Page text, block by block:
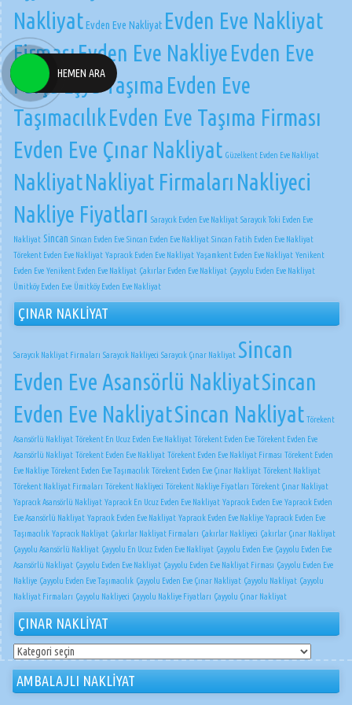
NakliyatEvden Eve Nakliyat Evden Eve Nakliyat
FirmasıEvden Eve NakliyeEvden Eve
Parça Eşya Taşıma Evden Eve
TaşımacılıkEvden Eve Taşıma Firması
Evden Eve Çınar Nakliyat Güzelkent Evden Eve Nakliyat
NakliyatNakliyat Firmaları Nakliyeci
Nakliye Fiyatları Saraycık Evden Eve Nakliyat Saraycık Toki Evden Eve
Nakliyat Sincan Sincan Evden Eve Sincan Evden Eve Nakliyat Sincan Fatih Evden Eve Nakliyat
Törekent Evden Eve Nakliyat Yapracık Evden Eve Nakliyat Yaşamkent Evden Eve Nakliyat Yenikent
Evden Eve Yenikent Evden Eve Nakliyat Çakırlar Evden Eve Nakliyat Çayyolu Evden Eve Nakliyat
Ümitköy Evden Eve
Ümitköy Evden Eve Nakliyat
ÇINAR NAKLİYAT
Saraycık Nakliyat Firmaları Saraycık Nakliyeci Saraycık Çınar Nakliyat Sincan
Evden Eve Asansörlü NakliyatSincan
Evden Eve NakliyatSincan Nakliyat Törekent
Asansörlü Nakliyat Törekent En Ucuz Evden Eve Nakliyat Törekent Evden Eve Törekent Evden Eve
Asansörlü Nakliyat Törekent Evden Eve Nakliyat Törekent Evden Eve Nakliyat Firması Törekent Evden
Eve Nakliye Törekent Evden Eve Taşımacılık Törekent Evden Eve Çınar Nakliyat Törekent Nakliyat
Törekent Nakliyat Firmaları Törekent Nakliyeci Törekent Nakliye Fiyatları Törekent Çınar Nakliyat
Yapracık Asansörlü Nakliyat Yapracık En Ucuz Evden Eve Nakliyat Yapracık Evden Eve Yapracık Evden
Eve Asansörlü Nakliyat Yapracık Evden Eve Nakliyat Yapracık Evden Eve Nakliye Yapracık Evden Eve
Taşımacılık Yapracık Nakliyat Çakırlar Nakliyat Firmaları Çakırlar Nakliyeci Çakırlar Çınar Nakliyat
Çayyolu Asansörlü Nakliyat Çayyolu En Ucuz Evden Eve Nakliyat Çayyolu Evden Eve Çayyolu Evden Eve
Asansörlü Nakliyat Çayyolu Evden Eve Nakliyat Çayyolu Evden Eve Nakliyat Firması Çayyolu Evden Eve
Nakliye Çayyolu Evden Eve Taşımacılık Çayyolu Evden Eve Çınar Nakliyat Çayyolu Nakliyat Çayyolu
Nakliyat Firmaları Çayyolu Nakliyeci Çayyolu Nakliye Fiyatları Çayyolu Çınar Nakliyat
ÇINAR NAKLİYAT
ÇINAR
NAKLİYAT
AMBALAJLI NAKLİYAT
HEMEN ARA